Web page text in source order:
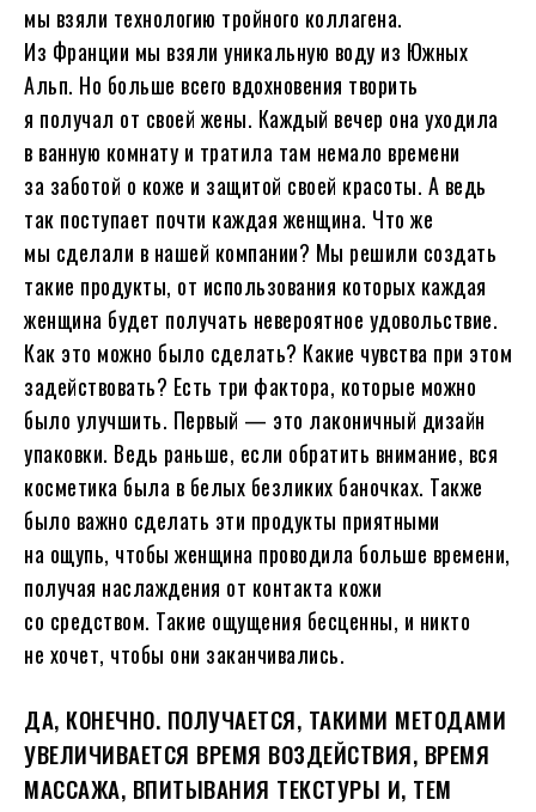
мы взяли технологию тройного коллагена.
Из Франции мы взяли уникальную воду из Южных
Альп. Но больше всего вдохновения творить
я получал от своей жены. Каждый вечер она уходила
в ванную комнату и тратила там немало времени
за заботой о коже и защитой своей красоты. А ведь
так поступает почти каждая женщина. Что же
мы сделали в нашей компании? Мы решили создать
такие продукты, от использования которых каждая
женщина будет получать невероятное удовольствие.
Как это можно было сделать? Какие чувства при этом
задействовать? Есть три фактора, которые можно
было улучшить. Первый — это лаконичный дизайн
упаковки. Ведь раньше, если обратить внимание, вся
косметика была в белых безликих баночках. Также
было важно сделать эти продукты приятными
на ощупь, чтобы женщина проводила больше времени,
получая наслаждения от контакта кожи
со средством. Такие ощущения бесценны, и никто
не хочет, чтобы они заканчивались.
ДА, КОНЕЧНО. ПОЛУЧАЕТСЯ, ТАКИМИ МЕТОДАМИ
УВЕЛИЧИВАЕТСЯ ВРЕМЯ ВОЗДЕЙСТВИЯ, ВРЕМЯ
МАССАЖА, ВПИТЫВАНИЯ ТЕКСТУРЫ И, ТЕМ